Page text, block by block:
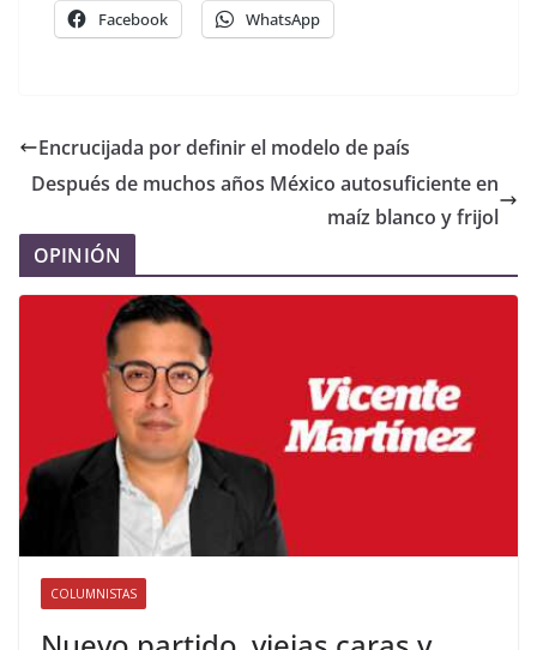
Facebook WhatsApp
Encrucijada por definir el modelo de país
Después de muchos años México autosuficiente en
maíz blanco y frijol
OPINIÓN
COLUMNISTAS